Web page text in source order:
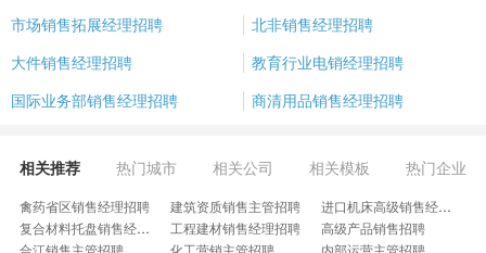
市场销售拓展经理招聘
北非销售经理招聘
大件销售经理招聘
教育行业电销经理招聘
国际业务部销售经理招聘
商清用品销售经理招聘
相关推荐 热门城市 相关公司 相关模板 热门企业
禽药省区销售经理招聘 建筑资质销售主管招聘
进口机床高级销售经理招聘
复合材料托盘销售经理招聘
工程建材销售经理招聘
高级产品销售招聘
合江销售主管招聘
化工营销主管招聘 内部运营主管招聘